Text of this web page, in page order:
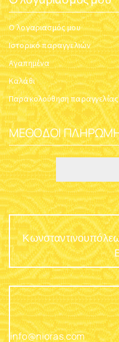
Ο λογαριασμός μου
Ιστορικό παραγγελιών
Αγαπημένα
Καλάθι
Παρακολούθηση παραγγελίας
ΜΈΘΟΔΟΙ
info@nioras.com